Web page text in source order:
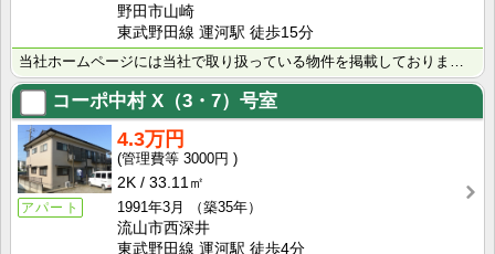
野田市山崎
東武野田線 運河駅 徒歩15分
当社ホームページには当社で取り扱っている物件を掲載しております。 現在の募集状況に関しては、スタッフ･･･
コーポ中村X（3・7）号室
アパート
4.3万円
3000円
2K
33.11㎡
1991年3月
（築35年）
流山市西深井
東武野田線 運河駅 徒歩4分